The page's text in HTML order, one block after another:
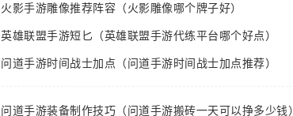
火影手游雕像推荐阵容（火影雕像哪个牌子好）
英雄联盟手游短匕（英雄联盟手游代练平台哪个好点）
问道手游时间战士加点（问道手游时间战士加点推荐）
问道手游装备制作技巧（问道手游搬砖一天可以挣多少钱）